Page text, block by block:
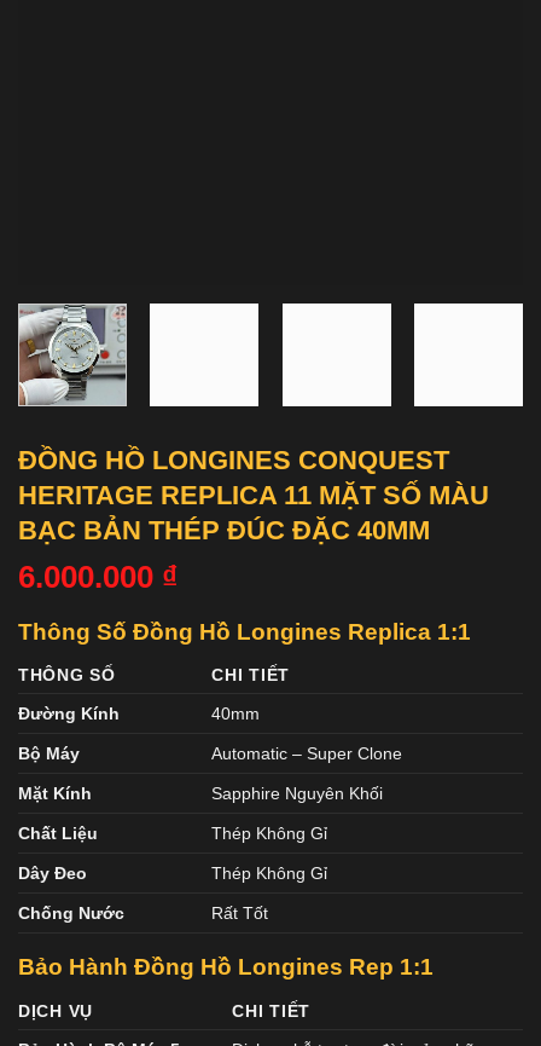
ĐỒNG HỒ LONGINES CONQUEST
HERITAGE REPLICA 11 MẶT SỐ MÀU
BẠC BẢN THÉP ĐÚC ĐẶC 40MM
6.000.000 ₫
Thông Số Đồng Hồ Longines Replica 1:1
THÔNG SỐ
CHI TIẾT
Đường Kính
40mm
Bộ Máy Automatic – Super Clone
Mặt Kính Sapphire Nguyên Khối
Chất Liệu Thép Không Gỉ
Dây Đeo Thép Không Gỉ
Chống Nước Rất Tốt
Bảo Hành Đồng Hồ Longines Rep 1:1
DỊCH VỤ
CHI TIẾT